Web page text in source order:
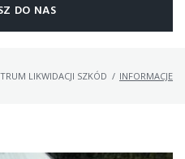
DO NAS
LIKWIDACJI SZKÓD / INFORMACJE